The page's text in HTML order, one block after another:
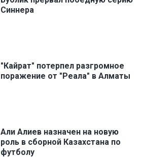
Синнера
"Кайрат" потерпел разгромное
поражение от "Реала" в Алматы
Али Алиев назначен на новую
роль в сборной Казахстана по
футболу